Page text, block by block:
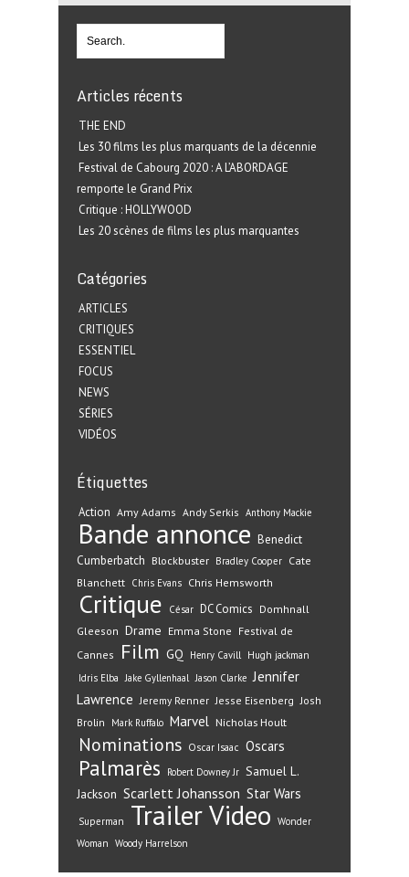
Articles récents
THE END
Les 30 films les plus marquants de la décennie
Festival de Cabourg 2020 : A L’ABORDAGE
remporte le Grand Prix
Critique : HOLLYWOOD
Les 20 scènes de films les plus marquantes
Catégories
ARTICLES
CRITIQUES
ESSENTIEL
FOCUS
NEWS
SÉRIES
VIDÉOS
Étiquettes
Action Amy Adams Andy Serkis Anthony Mackie
Bande annonce Benedict
Cumberbatch Blockbuster Bradley Cooper Cate
Blanchett Chris Evans Chris Hemsworth
Critique César DC Comics Domhnall
Gleeson Drame Emma Stone Festival de
Cannes
Film GQ Henry Cavill Hugh jackman
Idris Elba Jake Gyllenhaal Jason Clarke Jennifer
Lawrence Jeremy Renner Jesse Eisenberg Josh
Brolin
Mark Ruffalo Marvel Nicholas Hoult
Nominations Oscar Isaac Oscars
Palmarès Robert Downey Jr Samuel L.
Jackson Scarlett Johansson Star Wars
Superman TrailerVideo Wonder
Woman Woody Harrelson